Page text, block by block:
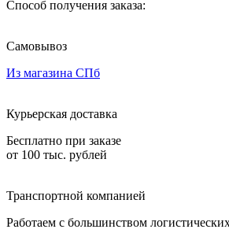
Способ получения заказа:
Самовывоз
Из магазина СПб
Курьерская доставка
Бесплатно при заказе
от 100 тыс. рублей
Транспортной компанией
Работаем с большинством